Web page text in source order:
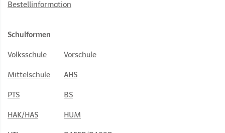
Bestellinformation
Schulformen
Volksschule Vorschule
Mittelschule AHS
PTS BS
HAK/HAS HUM